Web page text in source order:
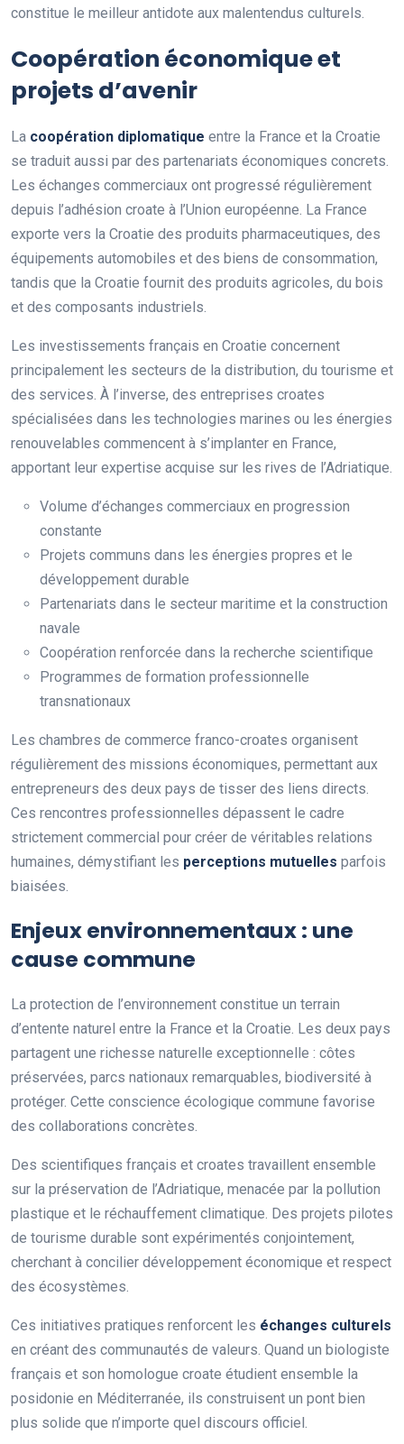
constitue le meilleur antidote aux malentendus culturels.
Coopération économique et
projets d’avenir
La coopération diplomatique entre la France et la Croatie
se traduit aussi par des partenariats économiques concrets.
Les échanges commerciaux ont progressé régulièrement
depuis l’adhésion croate à l’Union européenne. La France
exporte vers la Croatie des produits pharmaceutiques, des
équipements automobiles et des biens de consommation,
tandis que la Croatie fournit des produits agricoles, du bois
et des composants industriels.
Les investissements français en Croatie concernent
principalement les secteurs de la distribution, du tourisme et
des services. À l’inverse, des entreprises croates
spécialisées dans les technologies marines ou les énergies
renouvelables commencent à s’implanter en France,
apportant leur expertise acquise sur les rives de l’Adriatique.
Volume d’échanges commerciaux en progression
constante
Projets communs dans les énergies propres et le
développement durable
Partenariats dans le secteur maritime et la construction
navale
Coopération renforcée dans la recherche scientifique
Programmes de formation professionnelle
transnationaux
Les chambres de commerce franco-croates organisent
régulièrement des missions économiques, permettant aux
entrepreneurs des deux pays de tisser des liens directs.
Ces rencontres professionnelles dépassent le cadre
strictement commercial pour créer de véritables relations
humaines, démystifiant les perceptions mutuelles parfois
biaisées.
Enjeux environnementaux : une
cause commune
La protection de l’environnement constitue un terrain
d’entente naturel entre la France et la Croatie. Les deux pays
partagent une richesse naturelle exceptionnelle : côtes
préservées, parcs nationaux remarquables, biodiversité à
protéger. Cette conscience écologique commune favorise
des collaborations concrètes.
Des scientifiques français et croates travaillent ensemble
sur la préservation de l’Adriatique, menacée par la pollution
plastique et le réchauffement climatique. Des projets pilotes
de tourisme durable sont expérimentés conjointement,
cherchant à concilier développement économique et respect
des écosystèmes.
Ces initiatives pratiques renforcent les échanges culturels
en créant des communautés de valeurs. Quand un biologiste
français et son homologue croate étudient ensemble la
posidonie en Méditerranée, ils construisent un pont bien
plus solide que n’importe quel discours officiel.